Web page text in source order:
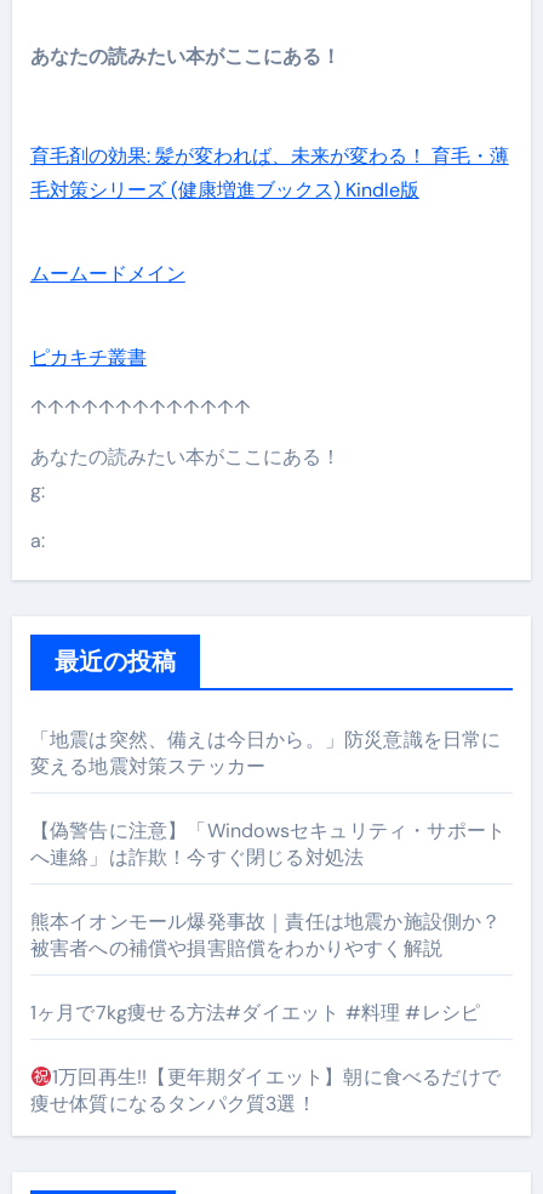
あなたの読みたい本がここにある！
育毛剤の効果: 髪が変われば、未来が変わる！ 育毛・薄
毛対策シリーズ (健康増進ブックス) Kindle版
ムームードメイン
ピカキチ叢書
↑↑↑↑↑↑↑↑↑↑↑↑↑
あなたの読みたい本がここにある！
g:
a:
最近の投稿
「地震は突然、備えは今日から。」防災意識を日常に
変える地震対策ステッカー
【偽警告に注意】「Windowsセキュリティ・サポート
へ連絡」は詐欺！今すぐ閉じる対処法
熊本イオンモール爆発事故｜責任は地震か施設側か？
被害者への補償や損害賠償をわかりやすく解説
1ヶ月で7kg痩せる方法#ダイエット #料理 #レシピ
1万回再生!!【更年期ダイエット】朝に食べるだけで
痩せ体質になるタンパク質3選！